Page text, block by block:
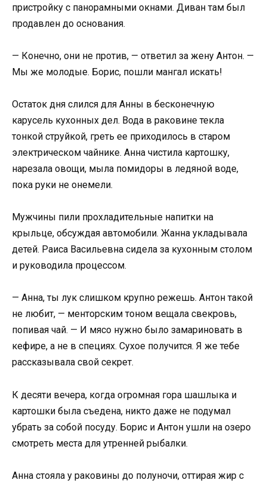
пристройку с панорамными окнами. Диван там был
продавлен до основания.
— Конечно, они не против, — ответил за жену Антон. —
Мы же молодые. Борис, пошли мангал искать!
Остаток дня слился для Анны в бесконечную
карусель кухонных дел. Вода в раковине текла
тонкой струйкой, греть ее приходилось в старом
электрическом чайнике. Анна чистила картошку,
нарезала овощи, мыла помидоры в ледяной воде,
пока руки не онемели.
Мужчины пили прохладительные напитки на
крыльце, обсуждая автомобили. Жанна укладывала
детей. Раиса Васильевна сидела за кухонным столом
и руководила процессом.
— Анна, ты лук слишком крупно режешь. Антон такой
не любит, — менторским тоном вещала свекровь,
попивая чай. — И мясо нужно было замариновать в
кефире, а не в специях. Сухое получится. Я же тебе
рассказывала свой секрет.
К десяти вечера, когда огромная гора шашлыка и
картошки была съедена, никто даже не подумал
убрать за собой посуду. Борис и Антон ушли на озеро
смотреть места для утренней рыбалки.
Анна стояла у раковины до полуночи, оттирая жир с